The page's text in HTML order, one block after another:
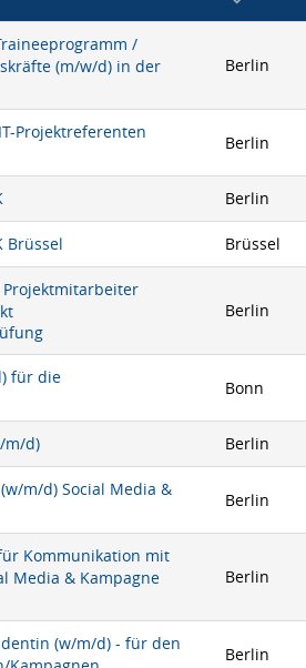
/
(m/w/d) in der
Berlin
Projektreferenten
Berlin
Berlin
Brüssel Brüssel
Berlin
für die
Bonn
m/d) Berlin
m/d) Social Media &
Berlin
Kommunikation mit
Media & Kampagne
Berlin
(w/m/d) - für den
Berlin